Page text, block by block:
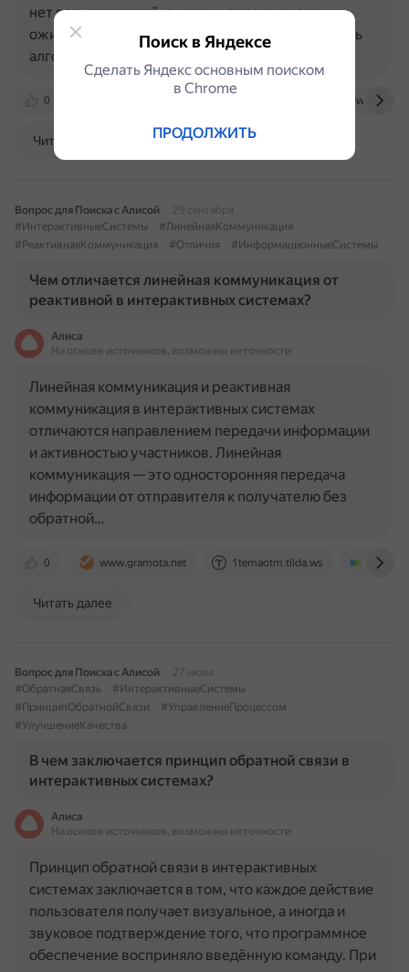
0
нет пользователей, сидящих за терминалами и
ожидающих ответа. Это позволяет использовать
алгоритмы без переключений или с…
Читать далее
Вопрос для Поиска с Алисой
29 сентября
#ИнтерактивныеСистемы
#ЛинейнаяКоммуникация
#РеактивнаяКоммуникация
#Отличия #ИнформационныеСистемы
Чем отличается линейная коммуникация от
реактивной в интерактивных системах?
Алиса
На основе источников, возможны неточности
0 www.gramota.net 1temaotm.tilda.ws sky.pro
Линейная коммуникация и реактивная
коммуникация в интерактивных системах
отличаются направлением передачи информации
и активностью участников. Линейная
коммуникация — это односторонняя передача
информации от отправителя к получателю без
обратной…
Читать далее
Вопрос для Поиска с Алисой
27 июля
#ОбратнаяСвязь
#ИнтерактивныеСистемы
#ПринципОбратнойСвязи
#УправлениеПроцессом
#УлучшениеКачества
В чем заключается принцип обратной связи в
интерактивных системах?
Алиса
На основе источников, возможны неточности
Принцип обратной связи в интерактивных
системах заключается в том, что каждое действие
пользователя получает визуальное, а иногда и
звуковое подтверждение того, что программное
обеспечение восприняло введённую команду. При
Поиск в Яндексе
Сделать Яндекс основным поиском
в Сhrome
ПРОДОЛЖИТЬ